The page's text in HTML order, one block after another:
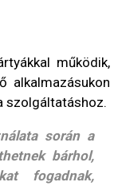
működik,
alkalmazásukon
szolgáltatáshoz.
során a
bárhol,
fogadnak,